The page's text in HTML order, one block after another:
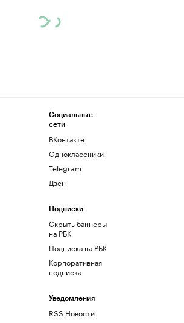
Социальные
сети
ВКонтакте
Одноклассники
Telegram
Дзен
Подписки
Скрыть баннеры
на РБК
Подписка на РБК
Корпоративная
подписка
Уведомления
RSS Новости